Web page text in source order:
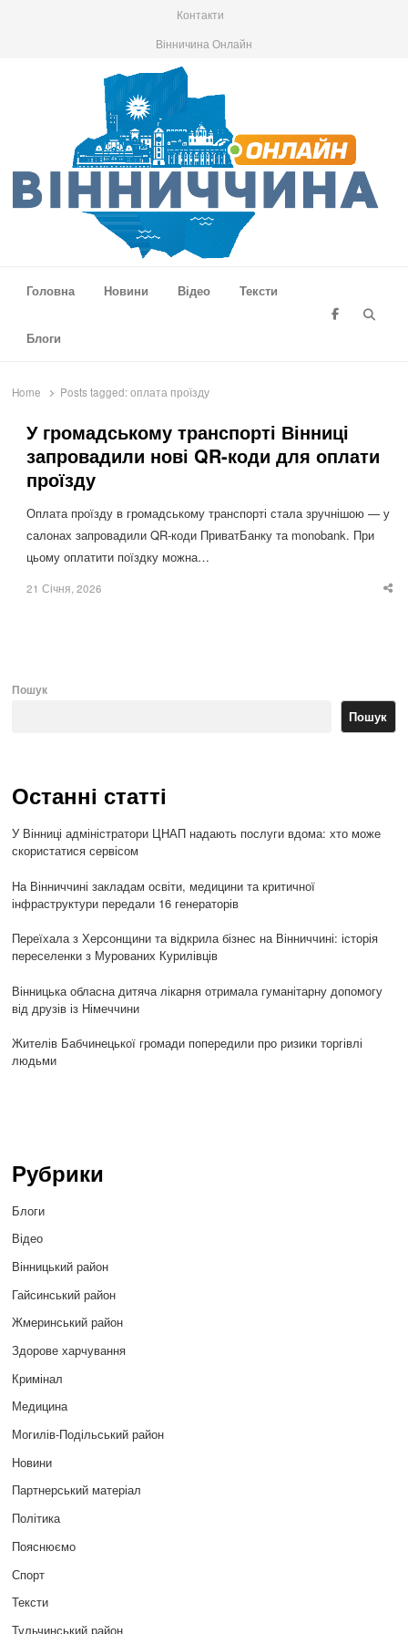
Контакти
Вінничина Онлайн
Головна
Новини Відео Тексти
Блоги
Home Posts tagged:оплата проїзду
У громадському транспорті Вінниці
запровадили нові QR-коди для оплати
проїзду
Оплата проїзду в громадському транспорті стала зручнішою — у
салонах запровадили QR-коди ПриватБанку та monobank. При
цьому оплатити поїздку можна…
21 Січня, 2026
Пошук
Пошук
Останні статті
У Вінниці адміністратори ЦНАП надають послуги вдома: хто може
скористатися сервісом
На Вінниччині закладам освіти, медицини та критичної
інфраструктури передали 16 генераторів
Переїхала з Херсонщини та відкрила бізнес на Вінниччині: історія
переселенки з Мурованих Курилівців
Вінницька обласна дитяча лікарня отримала гуманітарну допомогу
від друзів із Німеччини
Жителів Бабчинецької громади попередили про ризики торгівлі
людьми
Рубрики
Блоги
Відео
Вінницький район
Гайсинський район
Жмеринський район
Здорове харчування
Кримінал
Медицина
Могилів-Подільський район
Новини
Партнерський матеріал
Політика
Пояснюємо
Спорт
Тексти
Тульчинський район